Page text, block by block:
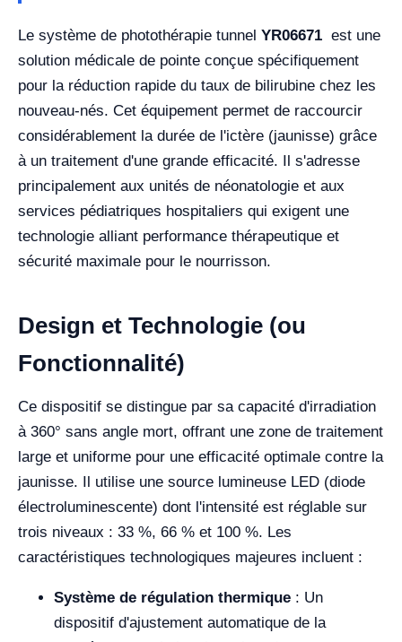
Le système de photothérapie tunnel YR06671 est une
solution médicale de pointe conçue spécifiquement
pour la réduction rapide du taux de bilirubine chez les
nouveau-nés. Cet équipement permet de raccourcir
considérablement la durée de l'ictère (jaunisse) grâce
à un traitement d'une grande efficacité. Il s'adresse
principalement aux unités de néonatologie et aux
services pédiatriques hospitaliers qui exigent une
technologie alliant performance thérapeutique et
sécurité maximale pour le nourrisson.
Design et Technologie (ou
Fonctionnalité)
Ce dispositif se distingue par sa capacité d'irradiation
à 360° sans angle mort, offrant une zone de traitement
large et uniforme pour une efficacité optimale contre la
jaunisse. Il utilise une source lumineuse LED (diode
électroluminescente) dont l'intensité est réglable sur
trois niveaux : 33 %, 66 % et 100 %. Les
caractéristiques technologiques majeures incluent :
Système de régulation thermique : Un
dispositif d'ajustement automatique de la